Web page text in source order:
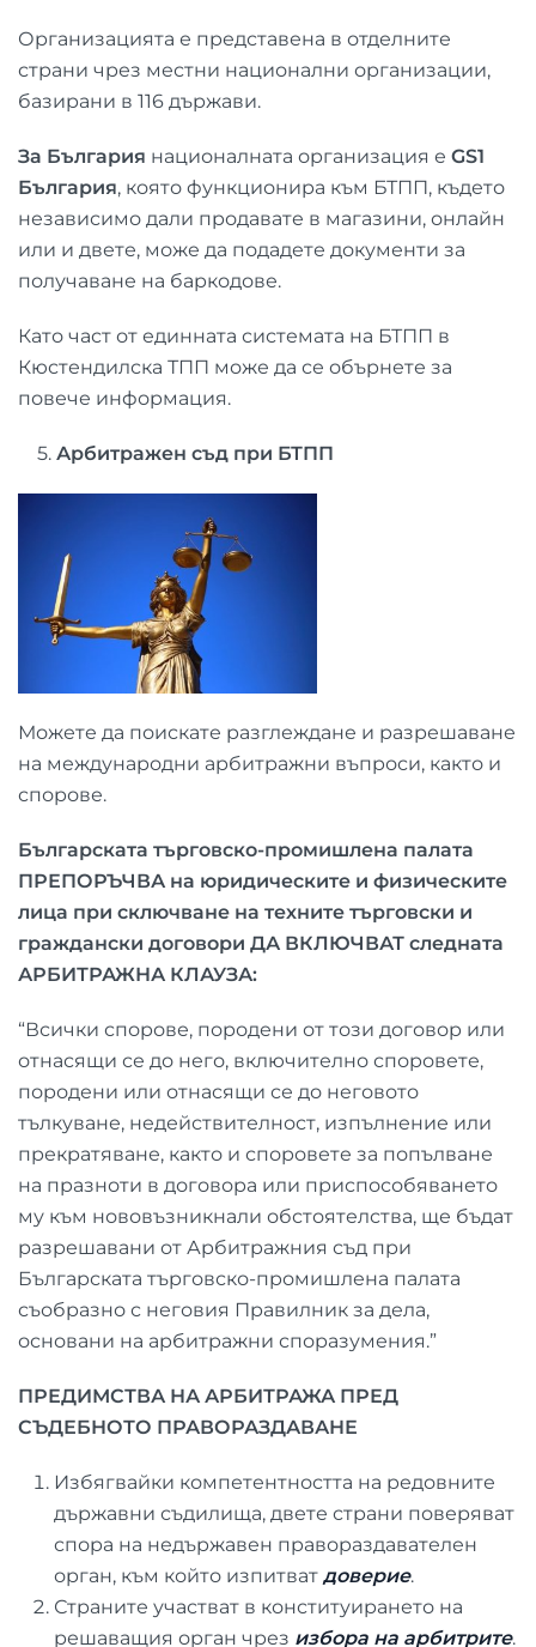
Организацията е представена в отделните
страни чрез местни национални организации,
базирани в 116 държави.
За България националната организация е GS1
България, която функционира към БТПП, където
независимо дали продавате в магазини, онлайн
или и двете, може да подадете документи за
получаване на баркодове.
Като част от единната системата на БТПП в
Кюстендилска ТПП може да се обърнете за
повече информация.
5. Арбитражен съд при БТПП
Можете да поискате разглеждане и разрешаване
на международни арбитражни въпроси, както и
спорове.
Българската търговско-промишлена палата
ПРЕПОРЪЧВА на юридическите и физическите
лица при сключване на техните търговски и
граждански договори ДА ВКЛЮЧВАТ следната
АРБИТРАЖНА КЛАУЗА:
“Всички спорове, породени от този договор или
отнасящи се до него, включително споровете,
породени или отнасящи се до неговото
тълкуване, недействителност, изпълнение или
прекратяване, както и споровете за попълване
на празноти в договора или приспособяването
му към нововъзникнали обстоятелства, ще бъдат
разрешавани от Арбитражния съд при
Българската търговско-промишлена палата
съобразно с неговия Правилник за дела,
основани на арбитражни споразумения.”
ПРЕДИМСТВА НА АРБИТРАЖА ПРЕД
СЪДЕБНОТО ПРАВОРАЗДАВАНЕ
Избягвайки компетентността на редовните
държавни съдилища, двете страни поверяват
спора на недържавен правораздавателен
орган, към който изпитват доверие.
Страните участват в конституирането на
решаващия орган чрез избора на арбитрите.